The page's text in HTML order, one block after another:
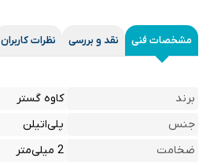
مشخصات فنی نقد و بررسی نظرات کاربران
برند
کاوه گستر
جنس
پلی‌اتیلن
ضخامت
2 میلی‌متر